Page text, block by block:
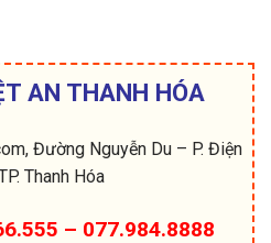
AN THANH HÓA
Đường Nguyễn Du – P. Điện
Thanh Hóa
– 077.984.8888